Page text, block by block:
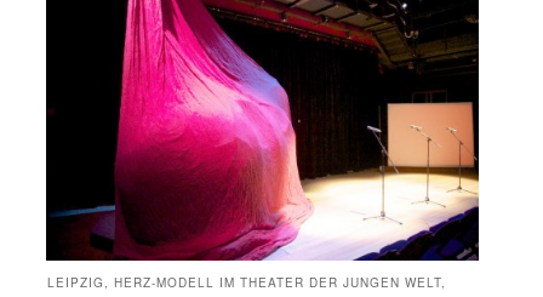
LEIPZIG, HERZ-MODELL IM THEATER DER JUNGEN WELT,